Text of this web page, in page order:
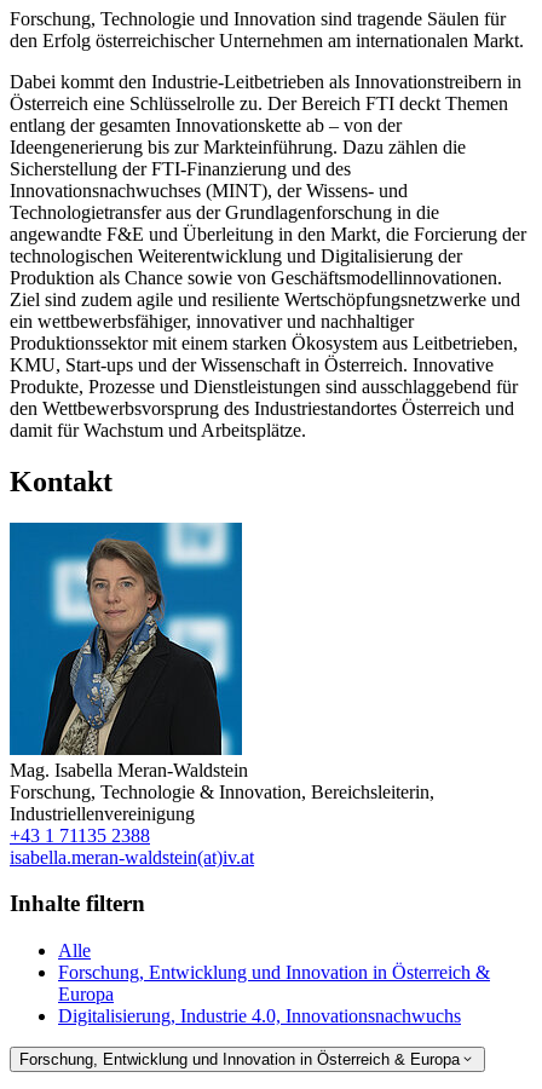
Forschung, Technologie und Innovation sind tragende Säulen für
den Erfolg österreichischer Unternehmen am internationalen Markt.
Dabei kommt den Industrie-Leitbetrieben als Innovationstreibern in
Österreich eine Schlüsselrolle zu. Der Bereich FTI deckt Themen
entlang der gesamten Innovationskette ab – von der
Ideengenerierung bis zur Markteinführung. Dazu zählen die
Sicherstellung der FTI-Finanzierung und des
Innovationsnachwuchses (MINT), der Wissens- und
Technologietransfer aus der Grundlagenforschung in die
angewandte F&E und Überleitung in den Markt, die Forcierung der
technologischen Weiterentwicklung und Digitalisierung der
Produktion als Chance sowie von Geschäftsmodellinnovationen.
Ziel sind zudem agile und resiliente Wertschöpfungsnetzwerke und
ein wettbewerbsfähiger, innovativer und nachhaltiger
Produktionssektor mit einem starken Ökosystem aus Leitbetrieben,
KMU, Start-ups und der Wissenschaft in Österreich. Innovative
Produkte, Prozesse und Dienstleistungen sind ausschlaggebend für
den Wettbewerbsvorsprung des Industriestandortes Österreich und
damit für Wachstum und Arbeitsplätze.
Kontakt
Mag. Isabella Meran-Waldstein
Forschung, Technologie & Innovation, Bereichsleiterin,
Industriellenvereinigung
+43 1 71135 2388
isabella.meran-waldstein(at)iv.at
Inhalte filtern
Alle
Forschung, Entwicklung und Innovation in Österreich &
Europa
Digitalisierung, Industrie 4.0, Innovationsnachwuchs
Forschung, Entwicklung und Innovation in Österreich & Europa